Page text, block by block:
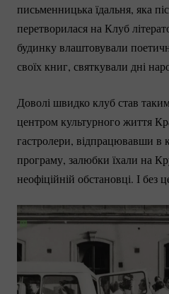
письменницька їдальня, яка
перетворилася на Клуб
будинку влаштовували
своїх книг, святкували дні
Доволі швидко клуб став
центром культурного життя
гастролери, відпрацювавши в
програму, залюбки їхали на
неофіційній обстановці. І без